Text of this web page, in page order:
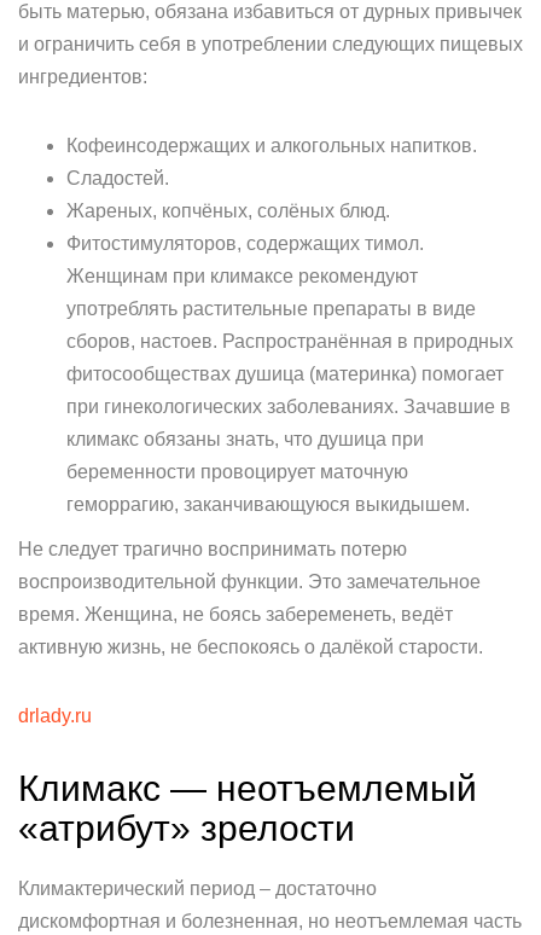
быть матерью, обязана избавиться от дурных привычек
и ограничить себя в употреблении следующих пищевых
ингредиентов:
Кофеинсодержащих и алкогольных напитков.
Сладостей.
Жареных, копчёных, солёных блюд.
Фитостимуляторов, содержащих тимол.
Женщинам при климаксе рекомендуют
употреблять растительные препараты в виде
сборов, настоев. Распространённая в природных
фитосообществах душица (материнка) помогает
при гинекологических заболеваниях. Зачавшие в
климакс обязаны знать, что душица при
беременности провоцирует маточную
геморрагию, заканчивающуюся выкидышем.
Не следует трагично воспринимать потерю
воспроизводительной функции. Это замечательное
время. Женщина, не боясь забеременеть, ведёт
активную жизнь, не беспокоясь о далёкой старости.
drlady.ru
Климакс — неотъемлемый
«атрибут» зрелости
Климактерический период – достаточно
дискомфортная и болезненная, но неотъемлемая часть